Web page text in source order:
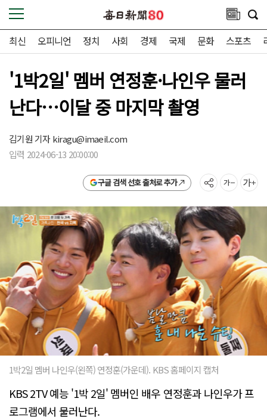
최신 오피니언 정치 사회 경제 국제 문화 스포츠
'1박2일' 멤버 연정훈·나인우 물러
난다…이달 중 마지막 촬영
김기원 기자kiragu@imaeil.com
입력 2024-06-13 20:00:00
구글 검색 선호 출처로 추가
1박2일 멤버 나인우(왼쪽) 연정훈(가운데). KBS 홈페이지 캡처
KBS 2TV 예능 '1박 2일' 멤버인 배우 연정훈과 나인우가 프
로그램에서 물러난다.